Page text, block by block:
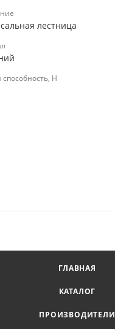
лестница
Н
ГЛАВНАЯ
КАТАЛОГ
ПРОИЗВОДИТЕЛИ